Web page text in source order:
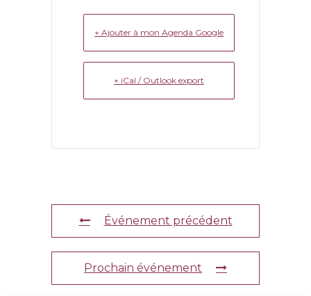
+ Ajouter à mon Agenda Google
+ iCal / Outlook export
Événement précédent
Prochain événement